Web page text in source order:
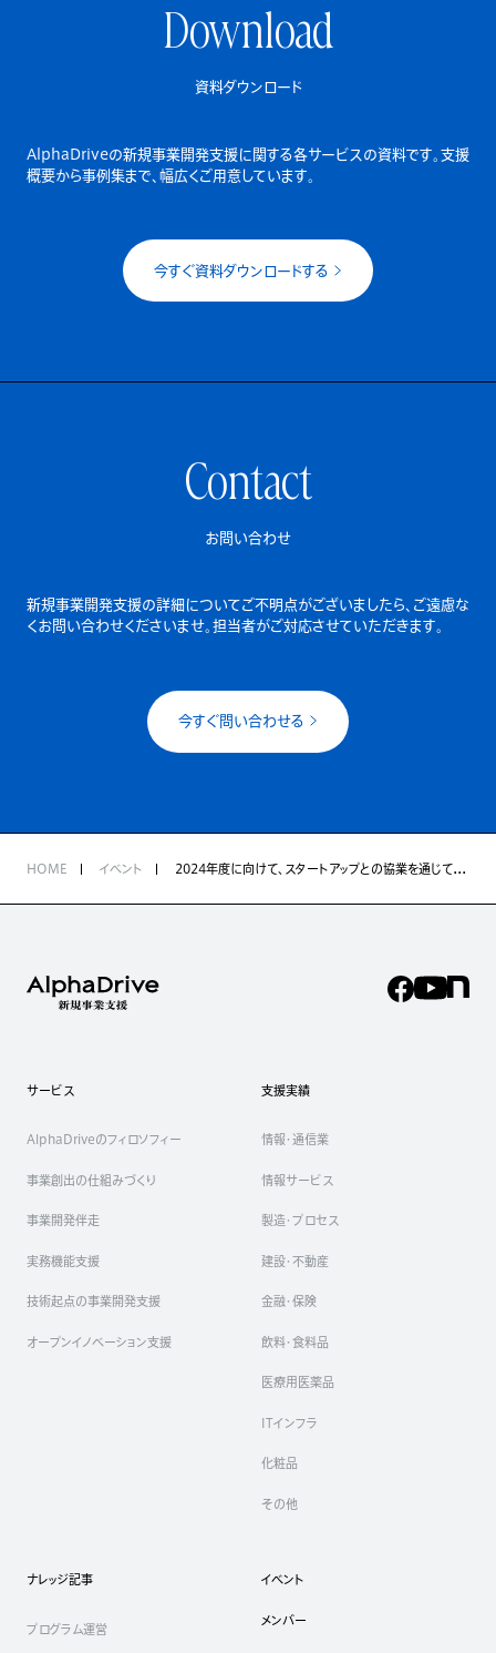
Download
資料ダウンロード
AlphaDriveの新規事業開発支援に関する各サービスの資料です。 支援
概要から事例集まで、幅広くご用意しています。
今すぐ資料ダウンロードする
Contact
お問い合わせ
新規事業開発支援の詳細についてご不明点がございましたら、 ご遠慮な
くお問い合わせくださいませ。担当者がご対応させていただきます。
今すぐ問い合わせる
HOME イベント 2024年度に向けて、スタートアップとの協業を通じて新規事業を生み出すための3つの重要論点
サービス
AlphaDriveのフィロソフィー
事業創出の仕組みづくり
事業開発伴走
実務機能支援
技術起点の事業開発支援
オープンイノベーション支援
支援実績
情報・通信業
情報サービス
製造・プロセス
建設・不動産
金融・保険
飲料・食料品
医療用医薬品
ITインフラ
化粧品
その他
ナレッジ記事
プログラム運営
イベント
メンバー